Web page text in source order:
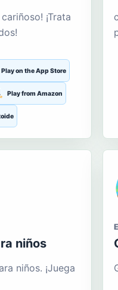
¡Trata
Play on the App Store
Play from Amazon
niños
niños. ¡Juega